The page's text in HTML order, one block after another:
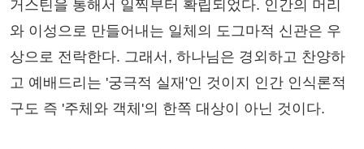
거스틴을 통해서 일찍부터 확립되었다. 인간의 머리
와 이성으로 만들어내는 일체의 도그마적 신관은 우
상으로 전락한다. 그래서, 하나님은 경외하고 찬양하
고 예배드리는 '궁극적 실재'인 것이지 인간 인식론적
구도 즉 '주체와 객체'의 한쪽 대상이 아닌 것이다.